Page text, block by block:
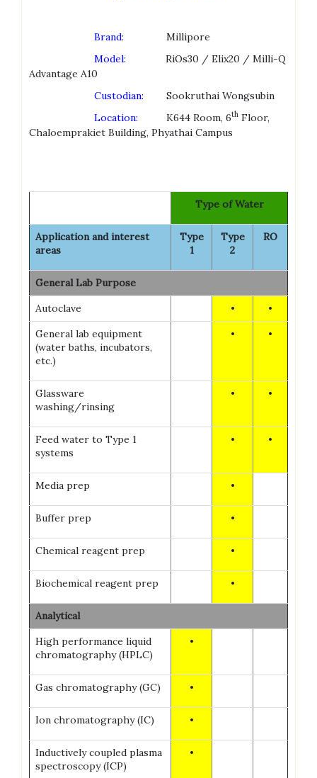
Brand: Millipore
Model: RiOs30 / Elix20 / Milli-Q
Advantage A10
Custodian:
Sookruthai Wongsubin
Location: K644 Room, 6th Floor,
Chaloemprakiet Building, Phyathai Campus
Type of Water
Application and interest
areas
Type
1
Type
2
RO
General Lab Purpose
Autoclave
•
•
General lab equipment
(water baths, incubators,
etc.)
• •
Glassware
washing/rinsing
• •
Feed water to Type 1
systems
• •
Media prep •
Buffer prep •
Chemical reagent prep •
Biochemical reagent prep •
Analytical
High performance liquid
chromatography (HPLC)
•
Gas chromatography (GC) •
Ion chromatography (IC) •
Inductively coupled plasma
spectroscopy (ICP)
•